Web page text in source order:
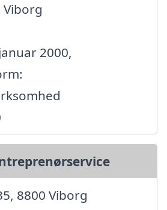
2000,
8800 Viborg